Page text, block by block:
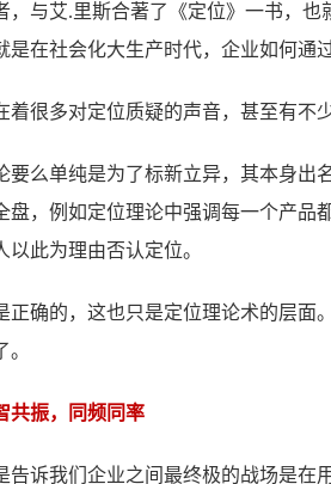
，与艾.里斯合著了《定位》一书，
在社会化大生产时代，企业如何通
很多对定位质疑的声音，甚至有不
要么单纯是为了标新立异，其本身出
盘，例如定位理论中强调每一个产
此为理由否认定位。
正确的，这也只是定位理论术的层
共振，同频同率
告诉我们企业之间最终极的战场是